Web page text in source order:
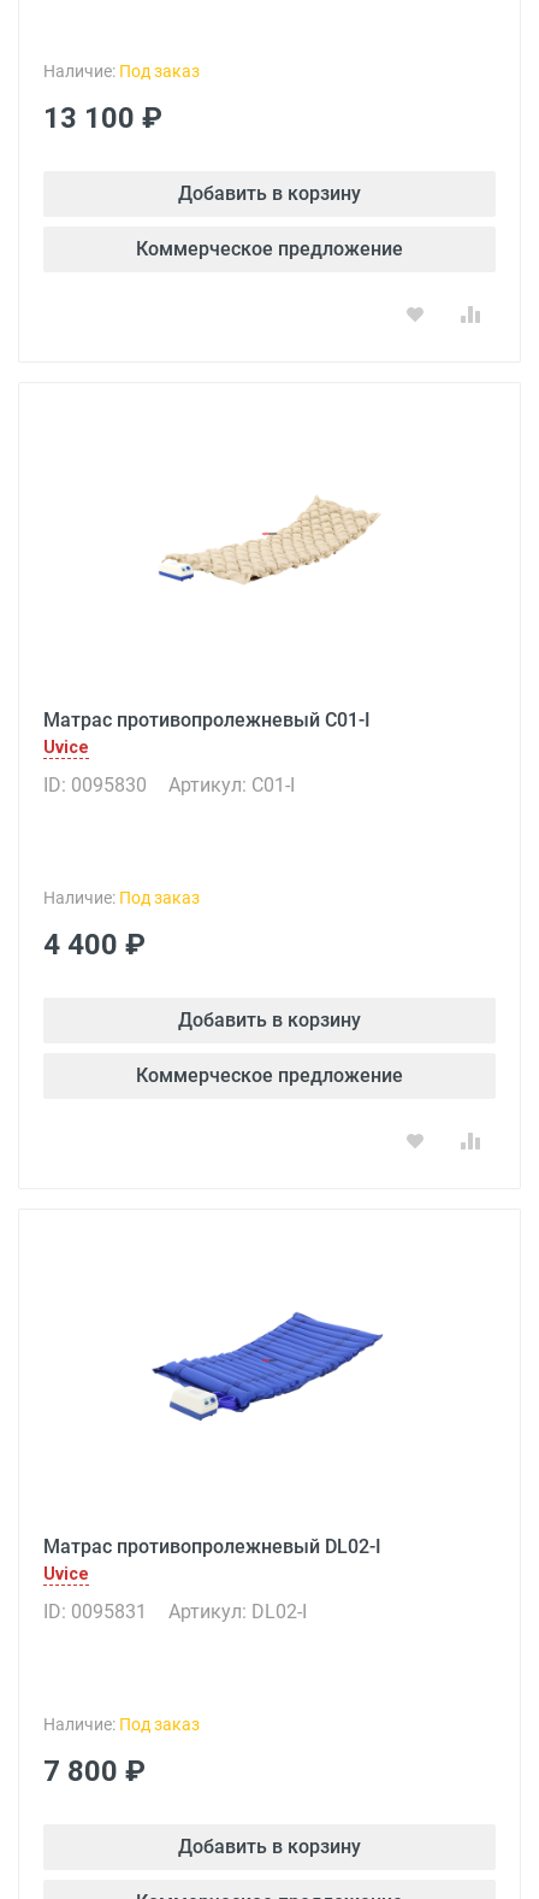
Наличие: Под заказ
13 100 ₽
Добавить в корзину
Коммерческое предложение
Матрас противопролежневый C01-I
Uvice
ID: 0095830 Артикул: C01-I
Наличие: Под заказ
4 400 ₽
Добавить в корзину
Коммерческое предложение
Матрас противопролежневый DL02-I
Uvice
ID: 0095831 Артикул: DL02-I
Наличие: Под заказ
7 800 ₽
Добавить в корзину